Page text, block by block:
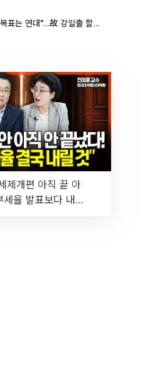
추미애 "우리 목표는 연대"…故 강일출 할머니 흉상 제막
제개편 아직 끝 아
세율 발표보다 내릴